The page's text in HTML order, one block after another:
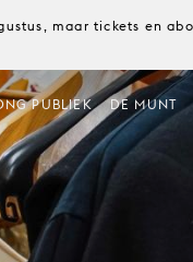
maar tickets en
PUBLIEK DE MUNT